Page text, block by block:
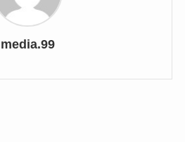
media.99